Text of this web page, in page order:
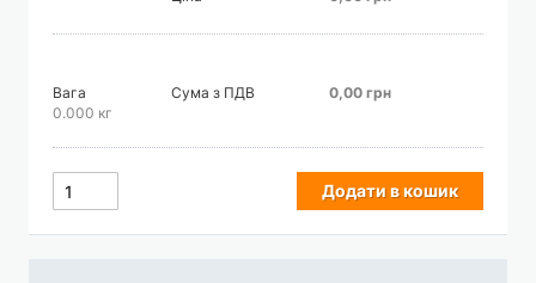
Вага
0.000 кг
Сума з ПДВ 0,00 грн
Додати в кошик